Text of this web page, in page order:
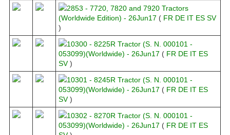
2853 - 7720, 7820 and 7920 Tractors
(Worldwide Edition) - 26Jun17 ( FR DE IT ES SV
)
10300 - 8225R Tractor (S. N. 000101 -
053099)(Worldwide) - 26Jun17 ( FR DE IT ES
SV)
10301 - 8245R Tractor (S. N. 000101 -
053099)(Worldwide) - 26Jun17 ( FR DE IT ES
SV)
10302 - 8270R Tractor (S. N. 000101 -
053099)(Worldwide) - 26Jun17 ( FR DE IT ES